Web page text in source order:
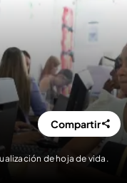
de hoja de vida.
Compartir